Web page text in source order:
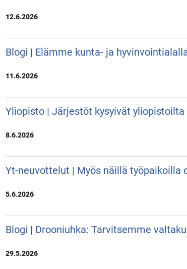
12.6.2026
Blogi | Elämme kunta- ja
11.6.2026
Yliopisto | Järjestöt kysyivät
8.6.2026
Yt-neuvottelut | Myös näillä työpaikoilla
5.6.2026
Blogi | Drooniuhka: Tarvitsemme
29.5.2026